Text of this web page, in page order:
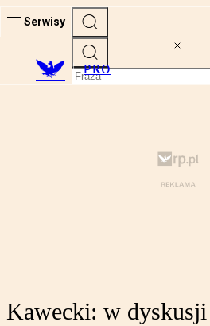
Serwisy
PRO
Kawecki: w dyskusji